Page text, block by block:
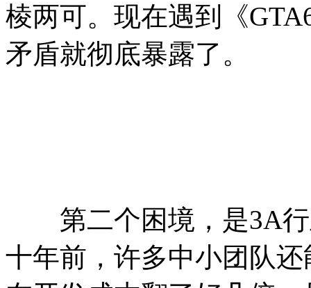
棱两可。现在遇到《
矛盾就彻底暴露了。
第二个困境，是3A行
十年前，许多中小团队